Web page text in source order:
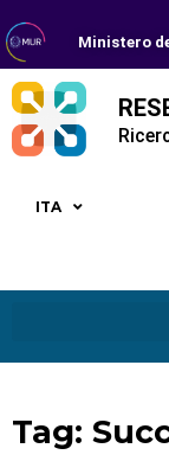
Ministero
ITA
Tag: